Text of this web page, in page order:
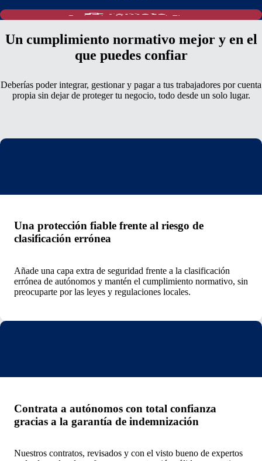
Un cumplimiento normativo mejor y en el
que puedes confiar
Deberías poder integrar, gestionar y pagar a tus trabajadores por cuenta
propia sin dejar de proteger tu negocio, todo desde un solo lugar.
Una protección fiable frente al riesgo de
clasificación errónea
Añade una capa extra de seguridad frente a la clasificación
errónea de autónomos y mantén el cumplimiento normativo, sin
preocuparte por las leyes y regulaciones locales.
Contrata a autónomos con total confianza
gracias a la garantía de indemnización
Nuestros contratos, revisados y con el visto bueno de expertos